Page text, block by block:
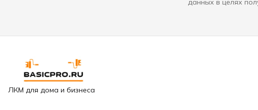
данных в целях
ЛКМ для дома и бизнеса